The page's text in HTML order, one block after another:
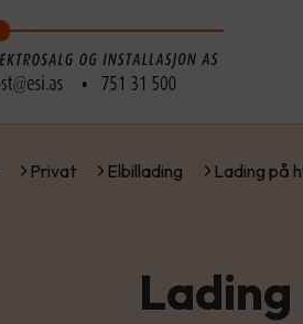
Privat Elbillading Lading på